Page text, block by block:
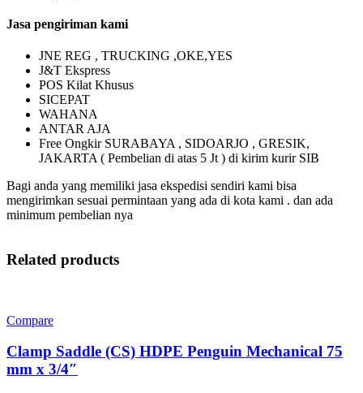
Jasa pengiriman kami
JNE REG , TRUCKING ,OKE,YES
J&T Ekspress
POS Kilat Khusus
SICEPAT
WAHANA
ANTAR AJA
Free Ongkir SURABAYA , SIDOARJO , GRESIK,
JAKARTA ( Pembelian di atas 5 Jt ) di kirim kurir SIB
Bagi anda yang memiliki jasa ekspedisi sendiri kami bisa
mengirimkan sesuai permintaan yang ada di kota kami . dan ada
minimum pembelian nya
Related products
Compare
Clamp Saddle (CS) HDPE Penguin Mechanical 75
mm x 3/4″